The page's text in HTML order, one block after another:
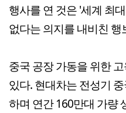
행사를 연 것은 '세계 최
없다는 의지를 내비친
중국 공장 가동을 위한
있다. 현대차는 전성기
하며 연간 160만대 가량